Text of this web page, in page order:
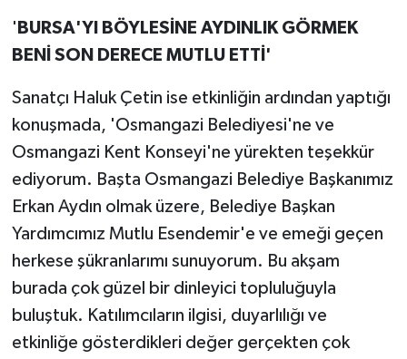
' BURSA'YI BÖYLESİNE AYDINLIK GÖRMEK
BENİ SON DERECE MUTLU ETTİ'
Sanatçı Haluk Çetin ise etkinliğin ardından yaptığı
konuşmada, 'Osmangazi Belediyesi'ne ve
Osmangazi Kent Konseyi'ne yürekten teşekkür
ediyorum. Başta Osmangazi Belediye Başkanımız
Erkan Aydın olmak üzere, Belediye Başkan
Yardımcımız Mutlu Esendemir'e ve emeği geçen
herkese şükranlarımı sunuyorum. Bu akşam
burada çok güzel bir dinleyici topluluğuyla
buluştuk. Katılımcıların ilgisi, duyarlılığı ve
etkinliğe gösterdikleri değer gerçekten çok